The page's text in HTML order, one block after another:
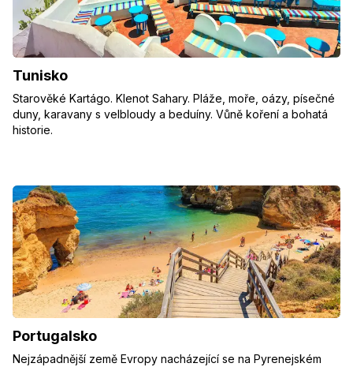
Tunisko
Starověké Kartágo. Klenot Sahary. Pláže, moře, oázy, písečné
duny, karavany s velbloudy a beduíny. Vůně koření a bohatá
historie.
Portugalsko
Nejzápadnější země Evropy nacházející se na Pyrenejském